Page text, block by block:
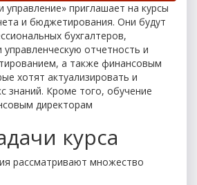
приглашает на курсы
и бюджетирования. Они будут
бухгалтеров,
отчетность и
а также финансовым
хотят актуализировать и
знаний. Кроме того, обучение
директорам
курса
рассматривают множество